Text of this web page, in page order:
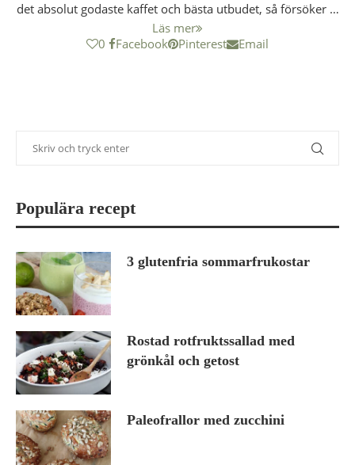
det absolut godaste kaffet och bästa utbudet, så försöker …
Läs mer
0
Facebook Pinterest Email
Populära recept
3 glutenfria sommarfrukostar
Rostad rotfruktssallad med
grönkål och getost
Paleofrallor med zucchini